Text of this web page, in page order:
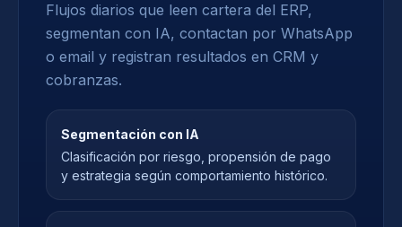
Flujos diarios que leen cartera del ERP,
segmentan con IA, contactan por WhatsApp
o email y registran resultados en CRM y
cobranzas.
Segmentación con IA
Clasificación por riesgo, propensión de pago
y estrategia según comportamiento histórico.